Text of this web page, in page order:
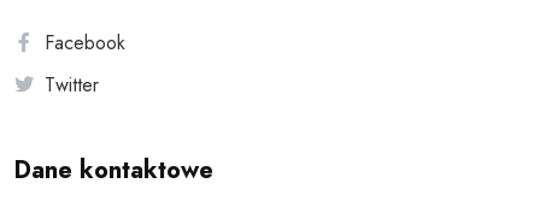
Facebook
Twitter
Dane kontaktowe